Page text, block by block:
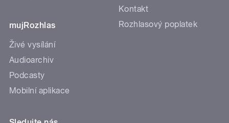
mujRozhlas
Živé vysílání
Audioarchiv
Podcasty
Mobilní aplikace
Kontakt
Rozhlasový poplatek